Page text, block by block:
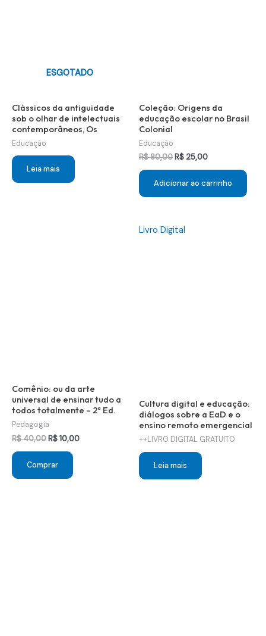
ESGOTADO
Clássicos da antiguidade
sob o olhar de intelectuais
contemporâneos, Os
Educação
Leia mais
Coleção: Origens da
educação escolar no Brasil
Colonial
Educação
R$80,00O
era:
R$ 80,00.
R$ 25,00O
é:
R$ 25,00.
Adicionar ao carrinho
Comênio: ou da arte
universal de ensinar tudo a
todos totalmente – 2ª Ed.
Pedagogia
R$40,00O
original
era:
R$ 40,00.
R$10,00O
Comprar
Livro Digital
Cultura digital e educação:
diálogos sobre a EaD e o
ensino remoto emergencial
++LIVRO DIGITAL GRATUITO
Leia mais